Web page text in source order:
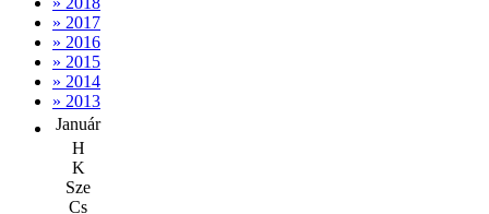
» 2017
» 2016
» 2015
» 2014
» 2013
Január
H
K
Sze
Cs